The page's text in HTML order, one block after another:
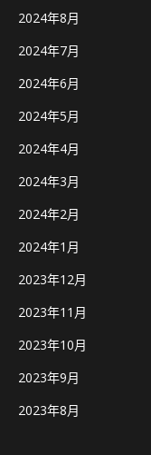
2024年8月
2024年7月
2024年6月
2024年5月
2024年4月
2024年3月
2024年2月
2024年1月
2023年12月
2023年11月
2023年10月
2023年9月
2023年8月